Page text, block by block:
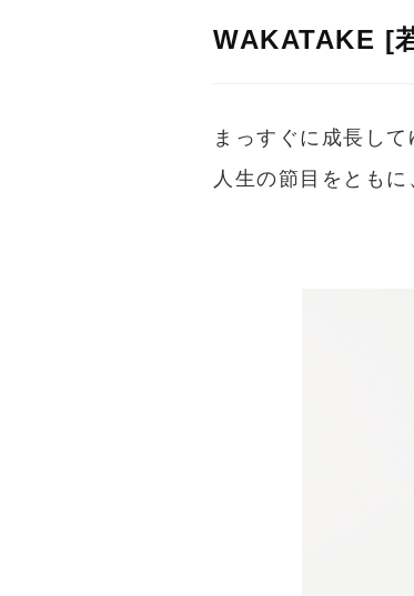
WAKATAKE [
まっすぐに成長し
人生の節目をとも